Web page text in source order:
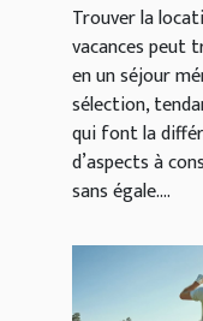
Trouver la
vacances peut
en un séjour
sélection,
qui font la
d’aspects à
sans égale....